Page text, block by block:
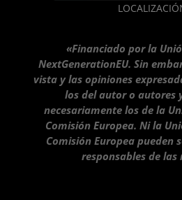
«Financiado por la
NextGenerationEU. Sin
vista y las opiniones
los del autor o autores
necesariamente los de la
Comisión Europea. Ni la
Comisión Europea pueden
responsables de las